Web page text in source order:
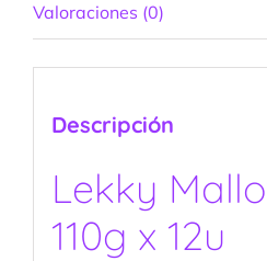
Valoraciones (0)
Descripción
Lekky
110g x 12u